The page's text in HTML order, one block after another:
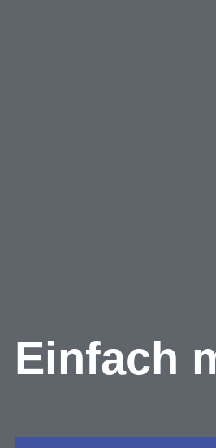
Einfach